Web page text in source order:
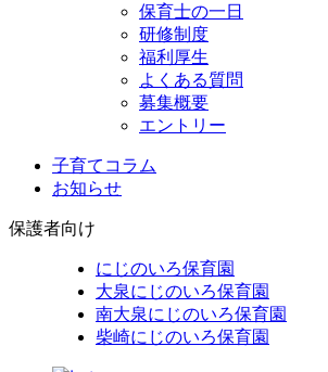
保育士の一日
研修制度
福利厚生
よくある質問
募集概要
エントリー
子育てコラム
お知らせ
保護者向け
にじのいろ保育園
大泉にじのいろ保育園
南大泉にじのいろ保育園
柴崎にじのいろ保育園